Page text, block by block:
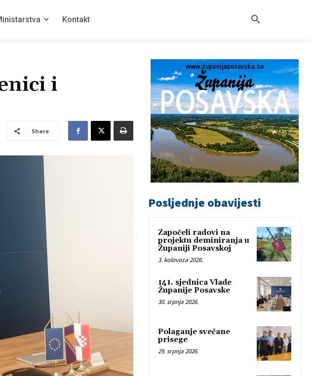
Kontakt
i
Share
Posljednje obavijesti
Započeli radovi na
projektu deminiranja u
Županiji Posavskoj
3. kolovoza 2026.
141. sjednica Vlade
Županije Posavske
30. srpnja 2026.
Polaganje svečane
prisege
29. srpnja 2026.